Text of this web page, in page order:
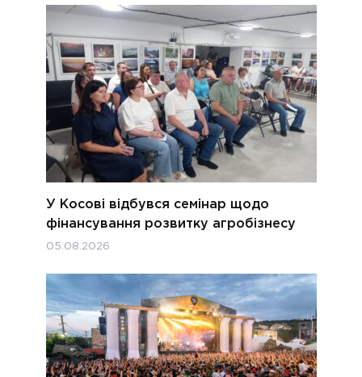
У Косові відбувся семінар щодо
фінансування розвитку агробізнесу
05.08.2026